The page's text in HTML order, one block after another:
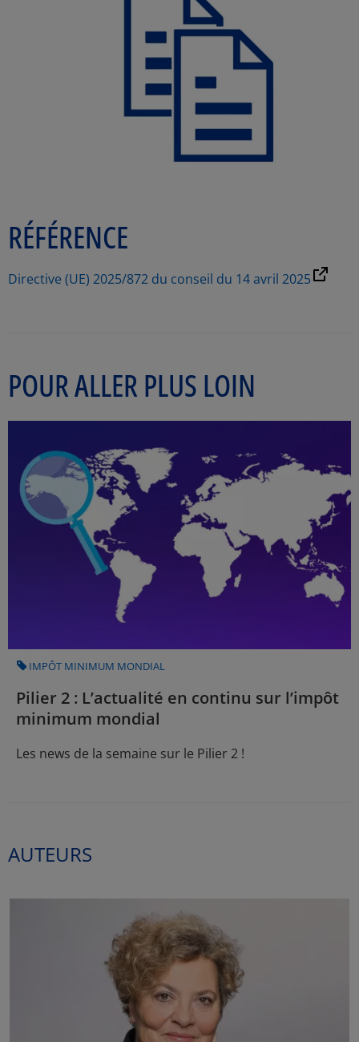
RÉFÉRENCE
Directive (UE) 2025/872 du conseil du 14 avril 2025
POUR ALLER PLUS LOIN
IMPÔT MINIMUM MONDIAL
Pilier 2 : L’actualité en continu sur l’impôt
minimum mondial
Les news de la semaine sur le Pilier 2 !
AUTEURS